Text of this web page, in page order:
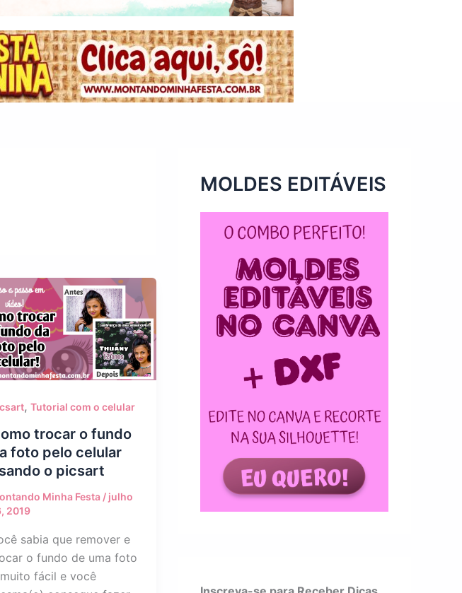
,Tutorial com o celular
trocar o fundo
foto pelo celular
o picsart
Minha Festa / julho
2019
sabia que remover e
o fundo de uma foto
fácil e você
MOLDES EDITÁVEIS